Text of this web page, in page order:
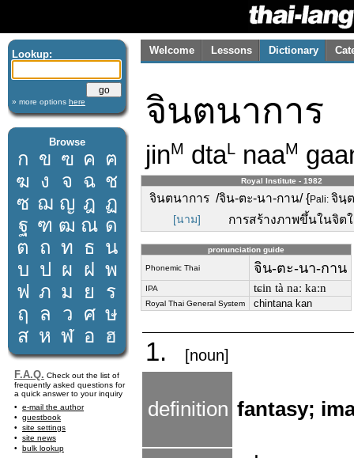
Lookup:
» more options here
Browse
ก ข ฃ ค ฅ
ฆ ง จ ฉ ช
ซ ฌ ญ ฎ ฏ
ฐ ฑ ฒ ณ ด
ต ถ ท ธ น
บ ป ผ ฝ พ
ฟ ภ ม ย
ร
ฤ
ล ว ศ ษ
ส ห ฬ อ ฮ
F.A.Q. Check out the list of
frequently asked questions for
a quick answer to your inquiry
e-mail the author
guestbook
site settings
site news
bulk lookup
Welcome Lessons Dictionary
จินตนาการ
jinM dtaL naaM
Royal Institute - 1982
จินตนาการ /จิน-ตะ-นา-กาน/ {Pali: จินฺ
[นาม] การสร้างภาพขึ้นในจิต
pronunciation guide
Phonemic Thai จิน-ตะ-นา-กาน
IPA tɕin tà naː kaːn
Royal Thai General System chintana kan
1. [noun]
definition fantasy;